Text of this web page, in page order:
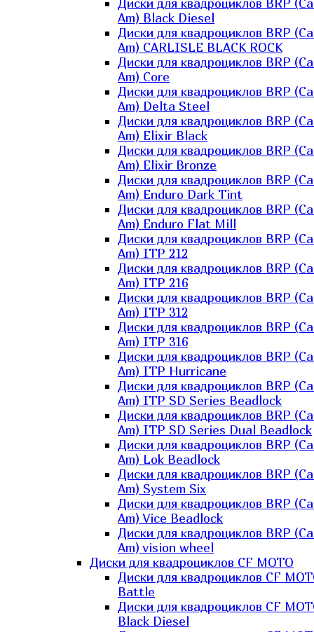
Диски для квадроциклов BRP
Am) Black Diesel
Диски для квадроциклов BRP
Am) CARLISLE BLACK ROCK
Диски для квадроциклов BRP
Am) Core
Диски для квадроциклов BRP
Am) Delta Steel
Диски для квадроциклов BRP
Am) Elixir Black
Диски для квадроциклов BRP
Am) Elixir Bronze
Диски для квадроциклов BRP
Am) Enduro Dark Tint
Диски для квадроциклов BRP
Am) Enduro Flat Mill
Диски для квадроциклов BRP
Am) ITP 212
Диски для квадроциклов BRP
Am) ITP 216
Диски для квадроциклов BRP
Am) ITP 312
Диски для квадроциклов BRP
Am) ITP 316
Диски для квадроциклов BRP
Am) ITP Hurricane
Диски для квадроциклов BRP
Am) ITP SD Series Beadlock
Диски для квадроциклов BRP
Am) ITP SD Series Dual Beadlock
Диски для квадроциклов BRP
Am) Lok Beadlock
Диски для квадроциклов BRP
Am) System Six
Диски для квадроциклов BRP
Am) Vice Beadlock
Диски для квадроциклов BRP
Am) vision wheel
Диски для квадроциклов CF MOTO
Диски для квадроциклов CF
Battle
Диски для квадроциклов CF
Black Diesel